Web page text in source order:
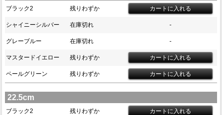
ブラック2 残りわずか
シャイニーシルバー 在庫切れ -
グレーブルー 在庫切れ -
マスタードイエロー 残りわずか
ペールグリーン 残りわずか
22.5cm
ブラック2 残りわずか